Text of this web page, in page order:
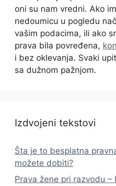
oni su nam vredni. Ako
nedoumicu u pogledu
vašim podacima, ili ako
prava bila povređena,
i bez oklevanja. Svaki
sa dužnom pažnjom.
Izdvojeni tekstovi
Šta je to besplatna
možete dobiti?
Prava žene pri razvodu –